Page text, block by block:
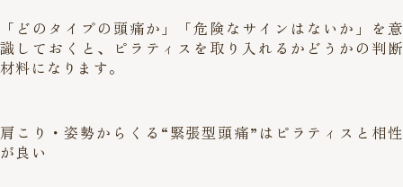
「どのタイプの頭痛か」「危険なサインはないか」を意
識しておくと、ピラティスを取り入れるかどうかの判断
材料になります。
肩こり・姿勢からくる“緊張型頭痛”はピラティスと相性
が良い